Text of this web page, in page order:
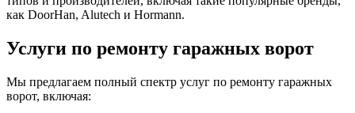
как DoorHan, Alutech и Hormann.
Услуги по ремонту гаражных ворот
Мы предлагаем полный спектр услуг по ремонту гаражных
ворот, включая: